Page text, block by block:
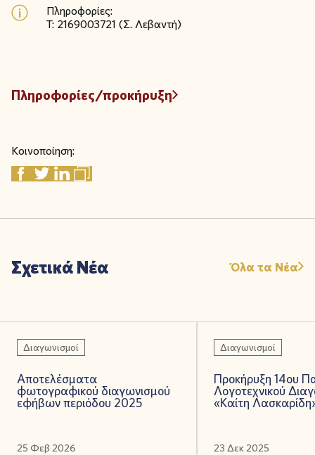
Πληροφορίες:
T: 2169003721 (Σ. Λεβαντή)
Πληροφορίες/προκήρυξη
Κοινοποίηση:
Σχετικά Νέα Όλα τα Νέα
Διαγωνισμοί
Αποτελέσματα
φωτογραφικού διαγωνισμού
εφήβων περιόδου 2025
25 Φεβ 2026
Διαγωνισμοί
Προκήρυξη 14ου
Λογοτεχνικού
«Καίτη
23 Δεκ 2025